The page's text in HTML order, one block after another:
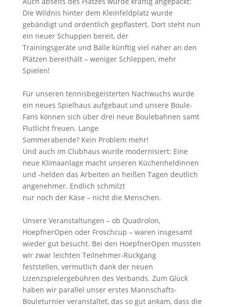
Die Wildnis hinter dem Kleinfeldplatz wurde
gebändigt und ordentlich gepflastert. Dort steht nun
ein neuer Schuppen bereit, der
Trainingsgeräte und Bälle künftig viel näher an den
Plätzen bereithält – weniger Schleppen, mehr
Spielen!
Für unseren tennisbegeisterten Nachwuchs wurde
ein neues Spielhaus aufgebaut und unsere Boule-
Fans können sich über drei neue Boulebahnen samt
Flutlicht freuen. Lange
Sommerabende? Kein Problem mehr!
Und auch im Clubhaus wurde modernisiert: Eine
neue Klimaanlage macht unseren Küchenheldinnen
und -helden das Arbeiten an heißen Tagen deutlich
angenehmer. Endlich schmilzt
nur noch der Käse – nicht die Menschen.
Unsere Veranstaltungen – ob Quadrolon,
HoepfnerOpen oder Froschcup – waren insgesamt
wieder gut besucht. Bei den HoepfnerOpen mussten
wir zwar leichten Teilnehmer-Rückgang
feststellen, vermutlich dank der neuen
Lizenzspielergebühren des Verbands. Zum Glück
haben wir parallel unser erstes Mannschafts-
Bouleturnier veranstaltet, das so gut ankam, dass die